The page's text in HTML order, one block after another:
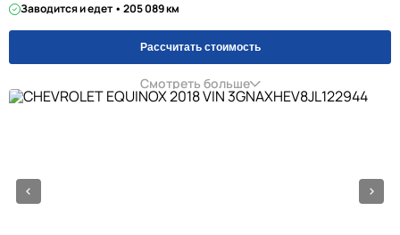
Заводится и едет • 205 089 км
Рассчитать стоимость
Смотреть больше